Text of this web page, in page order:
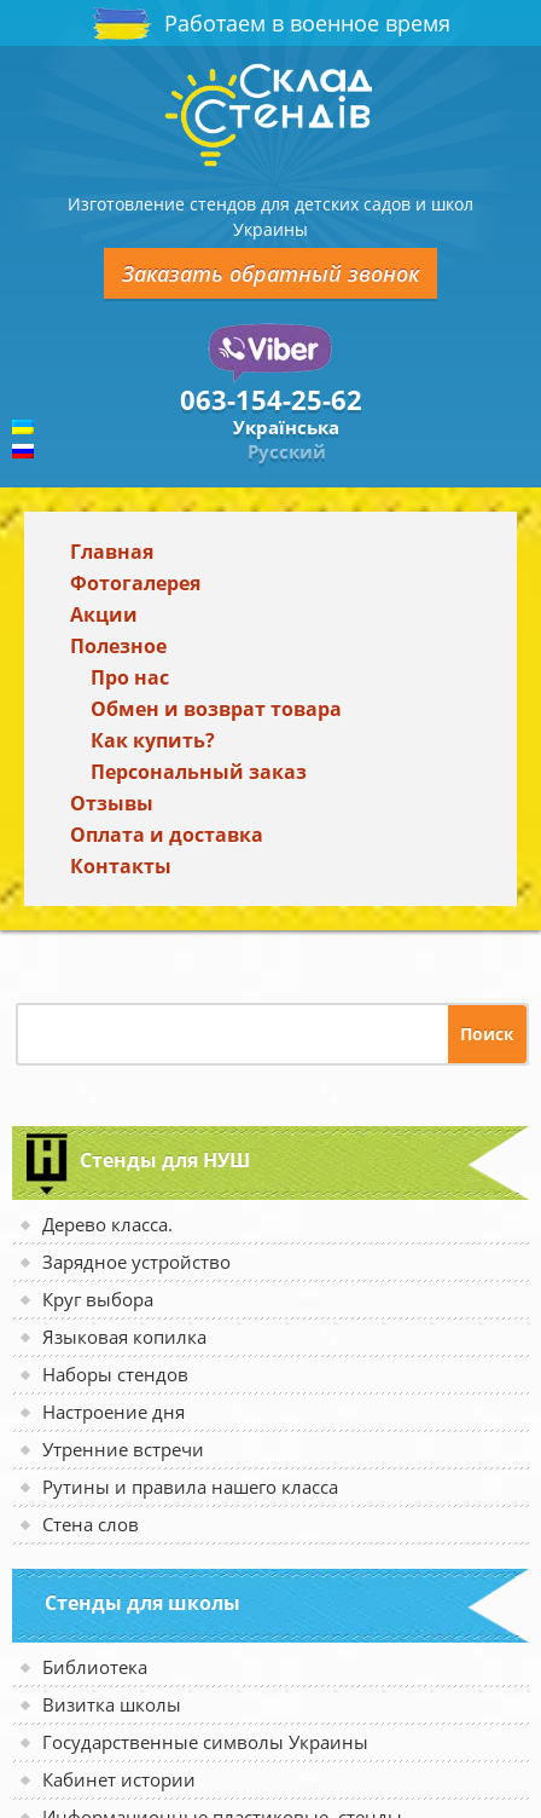
Работаем в военное время
Изготовление стендов для детских садов и школ
Украины
Заказать обратный звонок
063-154-25-62
Українська
Русский
Главная
Фотогалерея
Акции
Полезное
Про нас
Обмен и возврат товара
Как купить?
Персональный заказ
Отзывы
Оплата и доставка
Контакты
Стенды для НУШ
Дерево класса.
Зарядное устройство
Круг выбора
Языковая копилка
Наборы стендов
Настроение дня
Утренние встречи
Рутины и правила нашего класса
Стена слов
Стенды для школы
Библиотека
Визитка школы
Государственные символы Украины
Кабинет истории